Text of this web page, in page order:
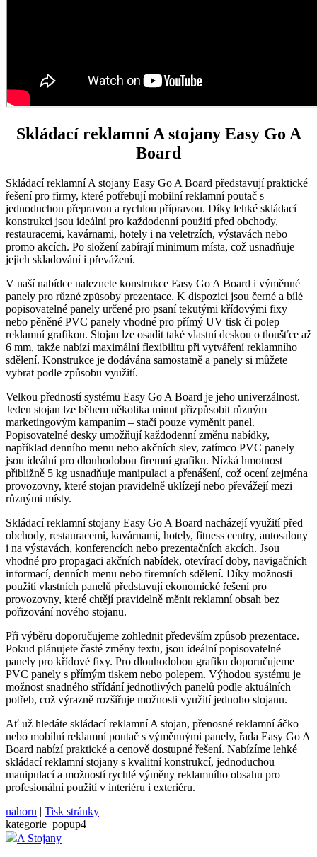
Skládací reklamní A stojany Easy Go A
Board
Skládací reklamní A stojany Easy Go A Board představují praktické
řešení pro firmy, které potřebují mobilní reklamní poutač s
jednoduchou přepravou a rychlou přípravou. Díky lehké skládací
konstrukci jsou ideální pro každodenní použití před obchody,
restauracemi, kavárnami, hotely i na veletrzích, výstavách nebo
promo akcích. Po složení zabírají minimum místa, což usnadňuje
jejich skladování i převážení.
V naší nabídce naleznete konstrukce Easy Go A Board i výměnné
panely pro různé způsoby prezentace. K dispozici jsou černé a bílé
popisovatelné panely určené pro psaní tekutými křídovými fixy
nebo pěněné PVC panely vhodné pro přímý UV tisk či polep
reklamní grafikou. Stojan lze osadit také vlastní deskou o tloušťce až
6 mm, takže nabízí maximální flexibilitu při vytváření reklamního
sdělení. Konstrukce je dodávána samostatně a panely si můžete
vybrat podle způsobu využití.
Velkou předností systému Easy Go A Board je jeho univerzálnost.
Jeden stojan lze během několika minut přizpůsobit různým
marketingovým kampaním – stačí pouze vyměnit panel.
Popisovatelné desky umožňují každodenní změnu nabídky,
například denního menu nebo akčních slev, zatímco PVC panely
jsou ideální pro dlouhodobou firemní grafiku. Nízká hmotnost
přibližně 5 kg usnadňuje manipulaci a přenášení, což ocení zejména
provozovny, které stojan pravidelně uklízejí nebo převážejí mezi
různými místy.
Skládací reklamní stojany Easy Go A Board nacházejí využití před
obchody, restauracemi, kavárnami, hotely, fitness centry, autosalony
i na výstavách, konferencích nebo prezentačních akcích. Jsou
vhodné pro propagaci akčních nabídek, otevírací doby, navigačních
informací, denních menu nebo firemních sdělení. Díky možnosti
použití vlastních panelů představují ekonomické řešení pro
provozovny, které chtějí pravidelně měnit reklamní obsah bez
pořizování nového stojanu.
Při výběru doporučujeme zohlednit především způsob prezentace.
Pokud plánujete časté změny textu, jsou ideální popisovatelné
panely pro křídové fixy. Pro dlouhodobou grafiku doporučujeme
PVC panely s přímým tiskem nebo polepem. Výhodou systému je
možnost snadného střídání jednotlivých panelů podle aktuálních
potřeb, což výrazně rozšiřuje možnosti využití jednoho stojanu.
Ať už hledáte skládací reklamní A stojan, přenosné reklamní áčko
nebo mobilní reklamní poutač s výměnnými panely, řada Easy Go A
Board nabízí praktické a cenově dostupné řešení. Nabízíme lehké
skládací reklamní stojany s kvalitní konstrukcí, jednoduchou
manipulací a možností rychlé výměny reklamního obsahu pro
profesionální použití v interiéru i exteriéru.
nahoru | Tisk stránky
kategorie_popup4
A Stojany